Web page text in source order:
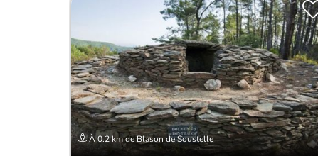
À 0.2 km de Blason de Soustelle